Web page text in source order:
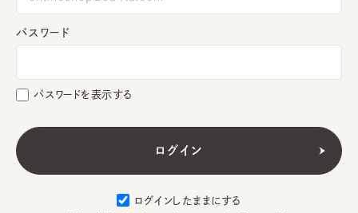
パスワード
パスワードを表示する
ログインしたままにする